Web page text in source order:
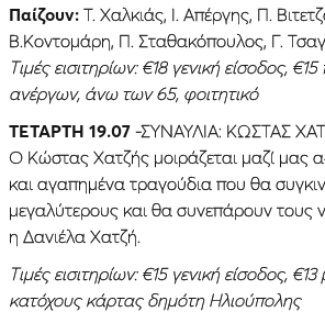
Παίζουν: Τ. Χαλκιάς, Ι. Απέργης, Π.
Β.Κοντομάρη, Π. Σταθακόπουλος, Γ.
Τιμές εισιτηρίων: €18 γενική είσοδος,
ανέργων, άνω των 65, φοιτητικό
ΤΕΤΑΡΤΗ 19.07 -ΣΥΝΑΥΛΙΑ: ΚΩΣΤΑΣ
Ο Κώστας Χατζής μοιράζεται μαζί μας
και αγαπημένα τραγούδια που θα
μεγαλύτερους και θα συνεπάρουν τους
η Δανιέλα Χατζή.
Τιμές εισιτηρίων: €15 γενική είσοδος,
κατόχους κάρτας δημότη Ηλιούπολης